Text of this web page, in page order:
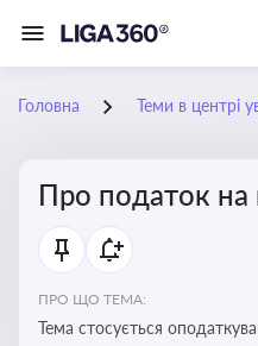
Головна Теми в центрі
Про податок на
ПРО ЩО ТЕМА:
Тема стосується